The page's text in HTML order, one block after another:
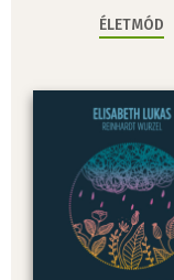
ÉLETMÓD